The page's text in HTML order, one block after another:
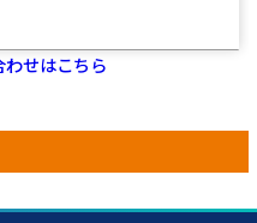
せはこちら